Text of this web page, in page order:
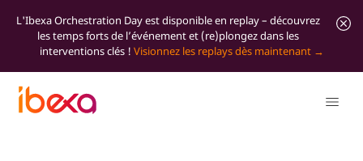
L'Ibexa Orchestration Day est disponible en replay – découvrez
les temps forts de l’événement et (re)plongez dans les
interventions clés ! Visionnez les replays dès maintenant
Tous les articles de blog